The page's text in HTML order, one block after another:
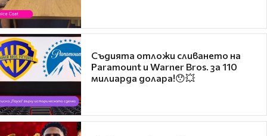
Съдията отложи сливането на
Paramount и Warner Bros. за 110
милиарда долара!😯💥